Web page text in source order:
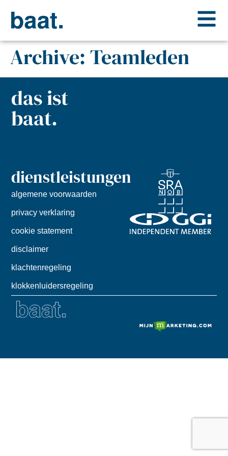
Archive: Teamleden
das ist
baat.
dienstleistungen
algemene voorwaarden
privacy verklaring
cookie statement
disclaimer
klachtenregeling
klokkenluidersregeling